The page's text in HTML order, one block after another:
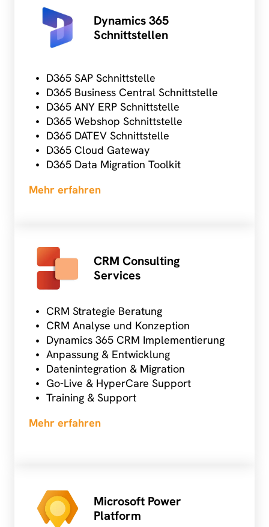
Dynamics 365
Schnittstellen
D365 SAP Schnittstelle
D365 Business Central Schnittstelle
D365 ANY ERP Schnittstelle
D365 Webshop Schnittstelle
D365 DATEV Schnittstelle
D365 Cloud Gateway
D365 Data Migration Toolkit
Mehr erfahren
CRM Consulting
Services
CRM Strategie Beratung
CRM Analyse und Konzeption
Dynamics 365 CRM Implementierung
Anpassung & Entwicklung
Datenintegration & Migration
Go-Live & HyperCare Support
Training & Support
Mehr erfahren
Microsoft Power
Platform